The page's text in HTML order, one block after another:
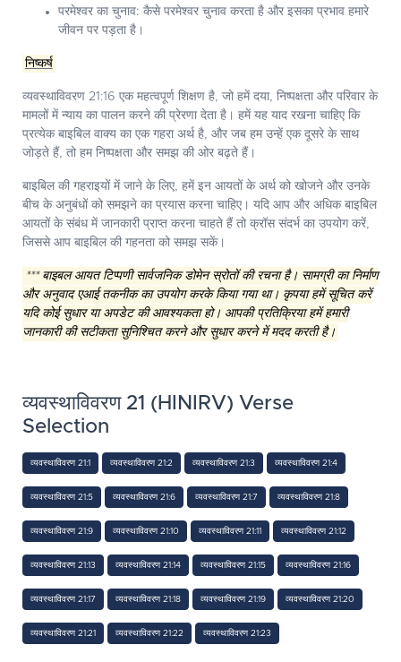
परमेश्वर का चुनाव: कैसे परमेश्वर चुनाव करता है और इसका प्रभाव हमारे
जीवन पर पड़ता है।
निष्कर्ष
व्यवस्थाविवरण 21:16 एक महत्वपूर्ण शिक्षण है, जो हमें दया, निष्पक्षता और परिवार के
मामलों में न्याय का पालन करने की प्रेरणा देता है। हमें यह याद रखना चाहिए कि
प्रत्येक बाइबिल वाक्य का एक गहरा अर्थ है, और जब हम उन्हें एक दूसरे के साथ
जोड़ते हैं, तो हम निष्पक्षता और समझ की ओर बढ़ते हैं।
बाइबिल की गहराइयों में जाने के लिए, हमें इन आयतों के अर्थ को खोजने और उनके
बीच के अनुबंधों को समझने का प्रयास करना चाहिए। यदि आप और अधिक बाइबिल
आयतों के संबंध में जानकारी प्राप्त करना चाहते हैं तो क्रॉस संदर्भ का उपयोग करें,
जिससे आप बाइबिल की गहनता को समझ सकें।
*** बाइबल आयत टिप्पणी सार्वजनिक डोमेन स्रोतों की रचना है। सामग्री का निर्माण
और अनुवाद एआई तकनीक का उपयोग करके किया गया था। कृपया हमें सूचित करें
यदि कोई सुधार या अपडेट की आवश्यकता हो। आपकी प्रतिक्रिया हमें हमारी
जानकारी की सटीकता सुनिश्चित करने और सुधार करने में मदद करती है।
व्यवस्थाविवरण 21 (HINIRV) Verse
Selection
व्यवस्थाविवरण 21:1 व्यवस्थाविवरण 21:2 व्यवस्थाविवरण 21:3 व्यवस्थाविवरण 21:4
व्यवस्थाविवरण 21:5 व्यवस्थाविवरण 21:6 व्यवस्थाविवरण 21:7 व्यवस्थाविवरण 21:8
व्यवस्थाविवरण 21:9 व्यवस्थाविवरण 21:10 व्यवस्थाविवरण 21:11 व्यवस्थाविवरण 21:12
व्यवस्थाविवरण 21:13 व्यवस्थाविवरण 21:14 व्यवस्थाविवरण 21:15 व्यवस्थाविवरण 21:16
व्यवस्थाविवरण 21:17 व्यवस्थाविवरण 21:18 व्यवस्थाविवरण 21:19 व्यवस्थाविवरण 21:20
व्यवस्थाविवरण 21:21 व्यवस्थाविवरण 21:22 व्यवस्थाविवरण 21:23